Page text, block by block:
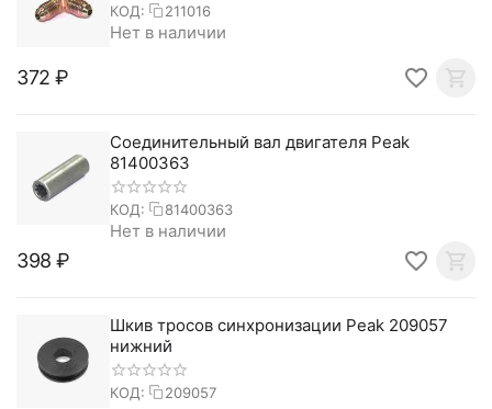
КОД: 211016
Нет в наличии
‍372‍ ₽
Соединительный вал двигателя Peak
81400363
КОД: 81400363
Нет в наличии
‍398‍ ₽
Шкив тросов синхронизации Peak 209057
нижний
КОД: 209057